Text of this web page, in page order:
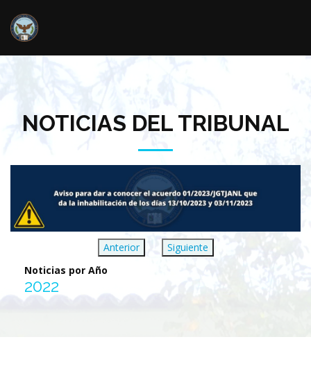
NOTICIAS DEL TRIBUNAL
Anterior
Siguiente
Noticias por Año
2022